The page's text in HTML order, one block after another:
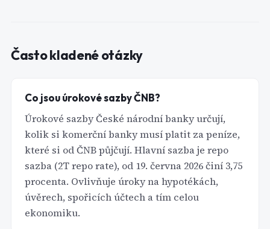
Často kladené otázky
Co jsou úrokové sazby ČNB?
Úrokové sazby České národní banky určují,
kolik si komerční banky musí platit za peníze,
které si od ČNB půjčují. Hlavní sazba je repo
sazba (2T repo rate), od 19. června 2026 činí 3,75
procenta. Ovlivňuje úroky na hypotékách,
úvěrech, spořicích účtech a tím celou
ekonomiku.